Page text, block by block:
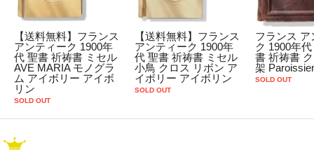
【送料無料】フランス
アンティーク 1900年
代 聖書 祈祷書 ミセル
AVE MARIA モノグラ
ム アイボリー アイボ
リン
SOLD OUT
【送料無料】フランス
アンティーク 1900年
代 聖書 祈祷書 ミセル
小鳥 クロス リボン ア
イボリー アイボリン
SOLD OUT
フランス ア
ク 1900年
書 祈祷書
架
SOLD OUT